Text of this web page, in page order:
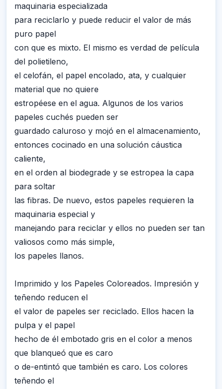
maquinaria especializada
para reciclarlo y puede reducir el valor de más
puro papel
con que es mixto. El mismo es verdad de película
del polietileno,
el celofán, el papel encolado, ata, y cualquier
material que no quiere
estropéese en el agua. Algunos de los varios
papeles cuchés pueden ser
guardado caluroso y mojó en el almacenamiento,
entonces cocinado en una solución cáustica
caliente,
en el orden al biodegrade y se estropea la capa
para soltar
las fibras. De nuevo, estos papeles requieren la
maquinaria especial y
manejando para reciclar y ellos no pueden ser tan
valiosos como más simple,
los papeles llanos.
Imprimido y los Papeles Coloreados. Impresión y
teñendo reducen el
el valor de papeles ser reciclado. Ellos hacen la
pulpa y el papel
hecho de él embotado gris en el color a menos
que blanqueó que es caro
o de-entintó que también es caro. Los colores
teñendo el